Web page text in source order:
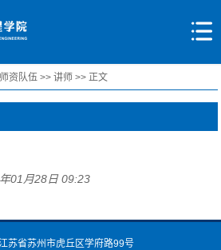
师资队伍 >>讲师 >> 正文
01月28日 09:23
苏省苏州市虎丘区学府路99号